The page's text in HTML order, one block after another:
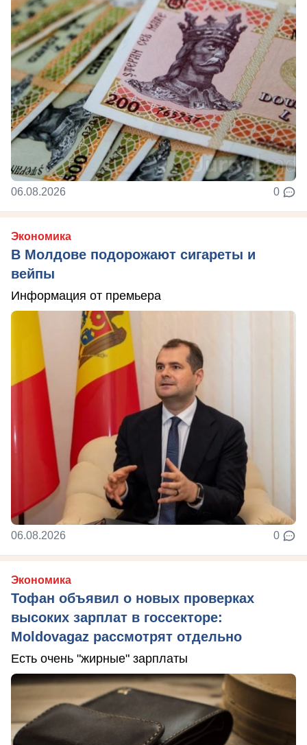
06.08.2026 0
Экономика
В Молдове подорожают сигареты и
вейпы
Информация от премьера
06.08.2026 0
Экономика
Тофан объявил о новых проверках
высоких зарплат в госсекторе:
Moldovagaz рассмотрят отдельно
Есть очень "жирные" зарплаты